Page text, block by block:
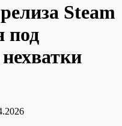
Steam
под